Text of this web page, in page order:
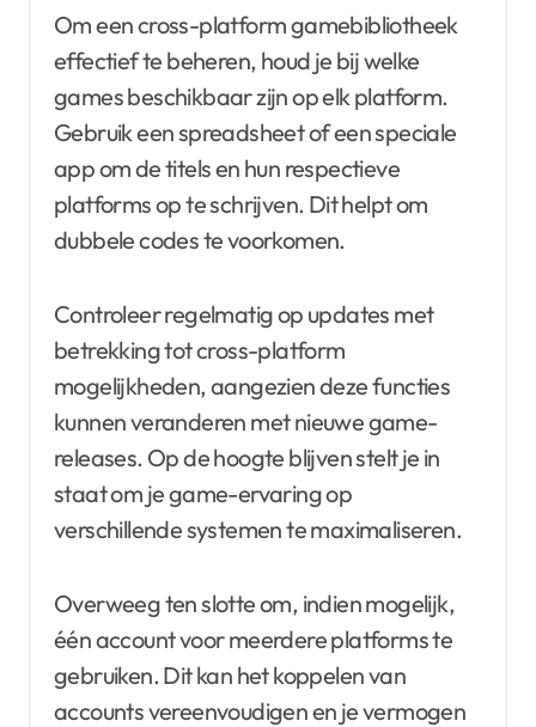
Om een cross-platform gamebibliotheek
effectief te beheren, houd je bij welke
games beschikbaar zijn op elk platform.
Gebruik een spreadsheet of een speciale
app om de titels en hun respectieve
platforms op te schrijven. Dit helpt om
dubbele codes te voorkomen.
Controleer regelmatig op updates met
betrekking tot cross-platform
mogelijkheden, aangezien deze functies
kunnen veranderen met nieuwe game-
releases. Op de hoogte blijven stelt je in
staat om je game-ervaring op
verschillende systemen te maximaliseren.
Overweeg ten slotte om, indien mogelijk,
één account voor meerdere platforms te
gebruiken. Dit kan het koppelen van
accounts vereenvoudigen en je vermogen